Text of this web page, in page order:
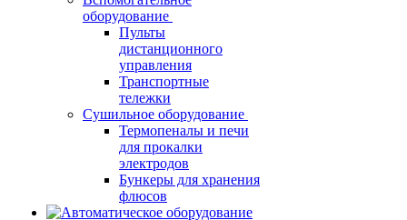
оборудование
Пульты
дистанционного
управления
Транспортные
тележки
Сушильное оборудование
Термопеналы и печи
для прокалки
электродов
Бункеры для хранения
флюсов